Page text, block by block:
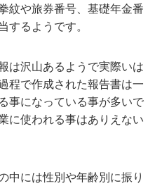
紋や旅券番号、基礎年金番
するようです。
は沢山あるようで実際いは
程で作成された報告書は一
事になっている事が多いで
に使われる事はありえない
中には性別や年齢別に振り